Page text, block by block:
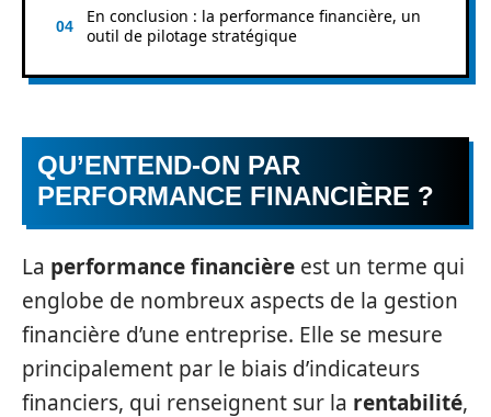
En conclusion : la performance financière, un
outil de pilotage stratégique
QU’ENTEND-ON PAR
PERFORMANCE FINANCIÈRE ?
La performance financière est un terme qui
englobe de nombreux aspects de la gestion
financière d’une entreprise. Elle se mesure
principalement par le biais d’indicateurs
financiers, qui renseignent sur la rentabilité,